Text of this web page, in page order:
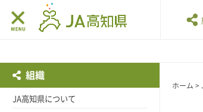
ホーム >
組織
JA高知県について